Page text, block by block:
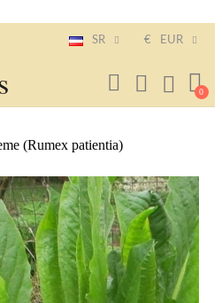
SR € EUR
(Rumex patientia)